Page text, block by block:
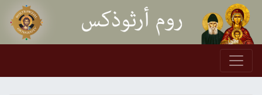
Skip to content
Main Navigation